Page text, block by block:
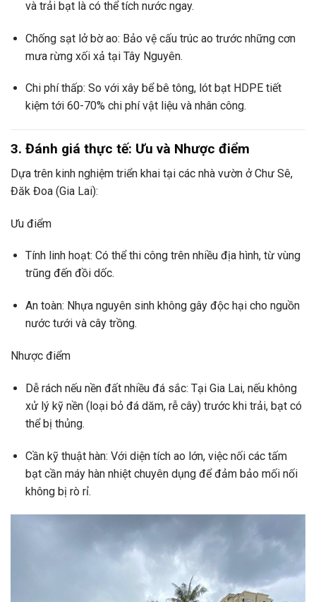
và trải bạt là có thể tích nước ngay.
Chống sạt lở bờ ao: Bảo vệ cấu trúc ao trước những cơn
mưa rừng xối xả tại Tây Nguyên.
Chi phí thấp: So với xây bể bê tông, lót bạt HDPE tiết
kiệm tới 60-70% chi phí vật liệu và nhân công.
3. Đánh giá thực tế: Ưu và Nhược điểm
Dựa trên kinh nghiệm triển khai tại các nhà vườn ở Chư Sê,
Đăk Đoa (Gia Lai):
Ưu điểm
Tính linh hoạt: Có thể thi công trên nhiều địa hình, từ vùng
trũng đến đồi dốc.
An toàn: Nhựa nguyên sinh không gây độc hại cho nguồn
nước tưới và cây trồng.
Nhược điểm
Dễ rách nếu nền đất nhiều đá sắc: Tại Gia Lai, nếu không
xử lý kỹ nền (loại bỏ đá dăm, rễ cây) trước khi trải, bạt có
thể bị thủng.
Cần kỹ thuật hàn: Với diện tích ao lớn, việc nối các tấm
bạt cần máy hàn nhiệt chuyên dụng để đảm bảo mối nối
không bị rò rỉ.